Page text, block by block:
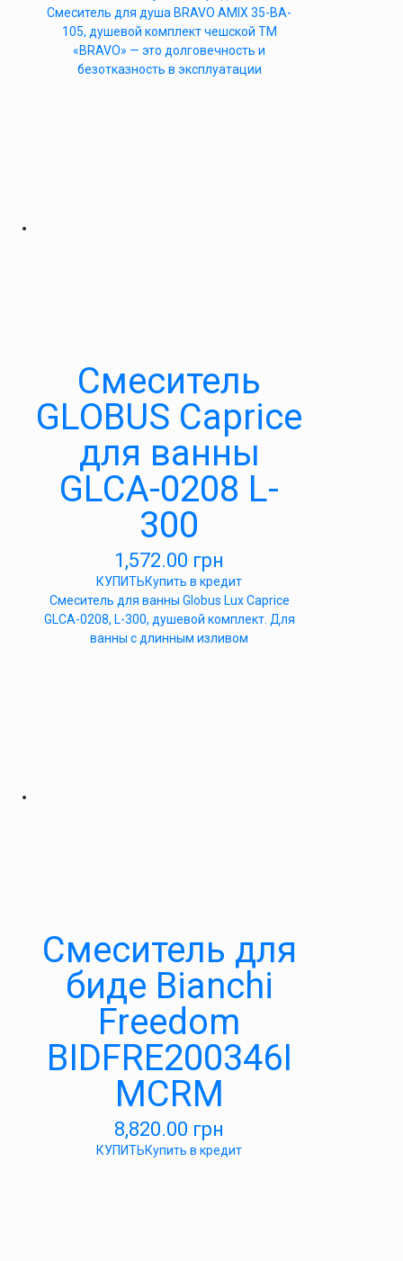
Cмеситель для душа BRAVO AMIX 35-BA-
105, душевой комплект чешской ТМ
«BRAVO» — это долговечность и
безотказность в эксплуатации
Cмеситель
GLOBUS Caprice
для ванны
GLCA-0208 L-
300
1,572.00 грн
КУПИТЬКупить в кредит
Смеситель для ванны Globus Lux Caprice
GLCA-0208, L-300, душевой комплект. Для
ванны с длинным изливом
Смеситель для
биде Bianchi
Freedom
BIDFRE200346I
MCRM
8,820.00 грн
КУПИТЬКупить в кредит